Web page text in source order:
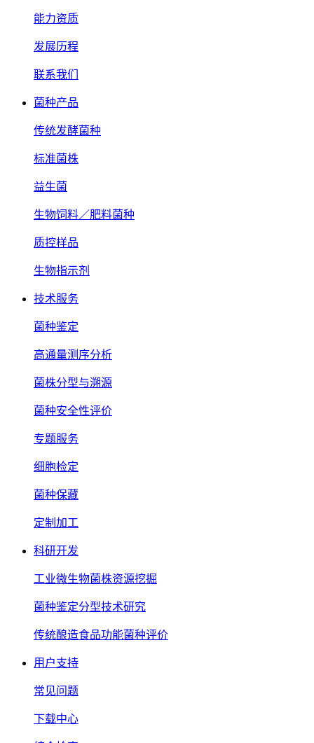
能力资质
发展历程
联系我们
菌种产品
传统发酵菌种
标准菌株
益生菌
生物饲料／肥料菌种
质控样品
生物指示剂
技术服务
菌种鉴定
高通量测序分析
菌株分型与溯源
菌种安全性评价
专题服务
细胞检定
菌种保藏
定制加工
科研开发
工业微生物菌株资源挖掘
菌种鉴定分型技术研究
传统酿造食品功能菌种评价
用户支持
常见问题
下载中心